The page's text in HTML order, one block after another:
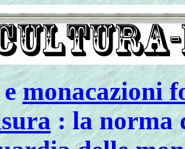
monacazioni
: la norma